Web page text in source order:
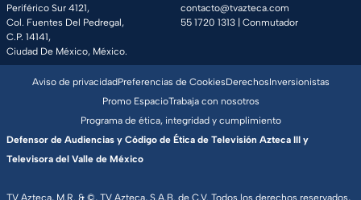
Periférico Sur 4121,
Col. Fuentes Del Pedregal,
C.P. 14141,
Ciudad De México, México.
contacto@tvazteca.com
55 1720 1313 | Conmutador
TV Azteca, M.R. & ©, TV Azteca, S.A.B. de C.V. Todos los derechos reservados,
Aviso de privacidadPreferencias de CookiesDerechosInversionistas
Promo EspacioTrabaja con nosotros
Programa de ética, integridad y cumplimiento
Defensor de Audiencias y Código de Ética de Televisión Azteca III y
Televisora del Valle de México